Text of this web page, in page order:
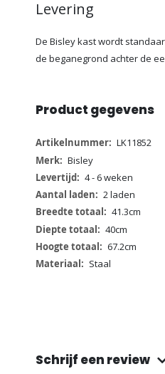
Levering
De Bisley kast wordt
de beganegrond achter de
Product gegevens
Meer
informatie
LK11852
Bisley
4 - 6 weken
2 laden
41.3cm
40cm
67.2cm
Staal
Schrijf een review